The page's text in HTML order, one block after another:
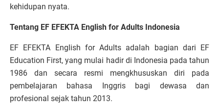
kehidupan nyata.
Tentang EF EFEKTA English for Adults Indonesia
EF EFEKTA English for Adults adalah bagian dari EF
Education First, yang mulai hadir di Indonesia pada tahun
1986 dan secara resmi mengkhususkan diri pada
pembelajaran bahasa Inggris bagi dewasa dan
profesional sejak tahun 2013.